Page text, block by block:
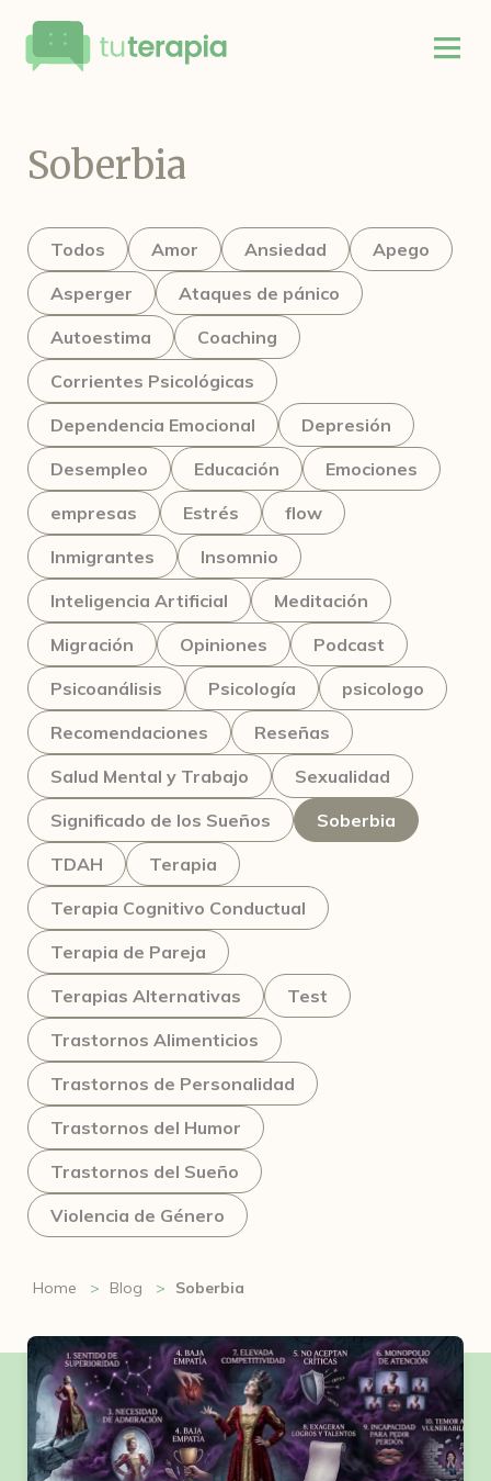
Soberbia
Todos Amor Ansiedad
Apego
Asperger
Ataques de pánico
Autoestima
Coaching
Corrientes Psicológicas
Dependencia Emocional
Depresión
Desempleo
Educación
Emociones
empresas
Estrés
flow
Inmigrantes
Insomnio
Inteligencia Artificial
Meditación
Migración
Opiniones
Podcast
Psicoanálisis
Psicología
psicologo
Recomendaciones
Reseñas
Salud Mental y Trabajo
Sexualidad
Significado de los Sueños
Soberbia
TDAH
Terapia
Terapia Cognitivo Conductual
Terapia de Pareja
Terapias Alternativas
Test
Trastornos Alimenticios
Trastornos de Personalidad
Trastornos del Humor
Trastornos del Sueño
Violencia de Género
Home Blog Soberbia